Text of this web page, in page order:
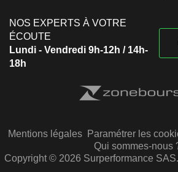
NOS EXPERTS À VOTRE
ÉCOUTE
Lundi - Vendredi 9h-12h / 14h-
18h
Mentions légales Paramétrer les
Qui sommes-nous
Copyright © 2026 Surperformance